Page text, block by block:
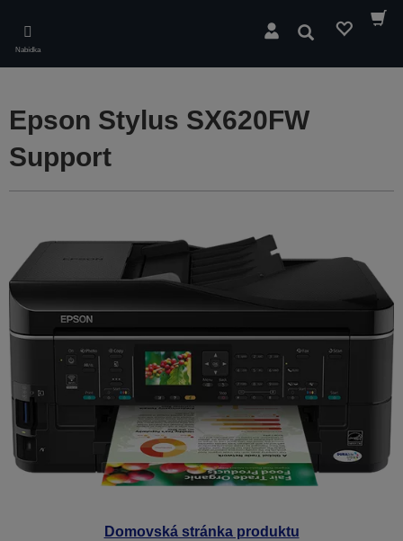
main
content
Nabídka
Hledat
Domovská stránka produktu
Epson Stylus SX620FW
Support